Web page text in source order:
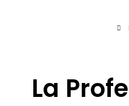
La